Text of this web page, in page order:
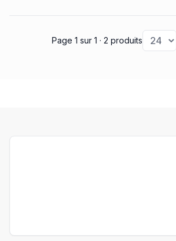
Page 1 sur 1 · 2 produits